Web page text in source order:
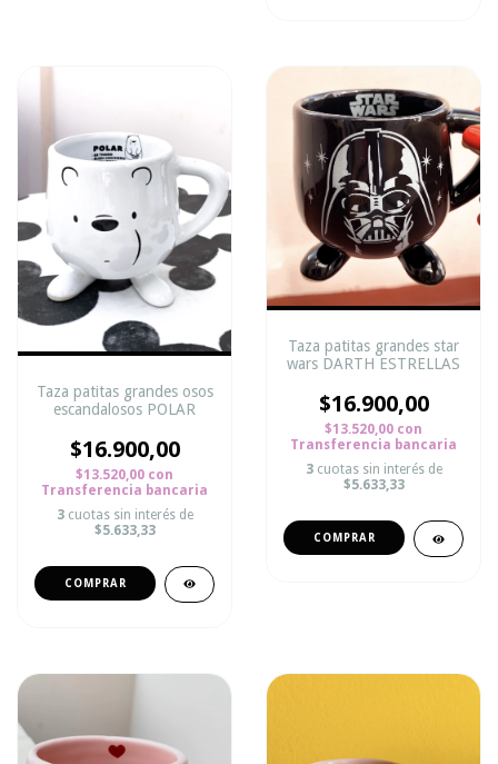
Taza patitas grandes osos
escandalosos POLAR
$16.900,00
$13.520,00 con
Transferencia bancaria
3 cuotas sin interés de
$5.633,33
Taza patitas grandes star
wars DARTH ESTRELLAS
$16.900,00
$13.520,00 con
Transferencia bancaria
3 cuotas sin interés de
$5.633,33